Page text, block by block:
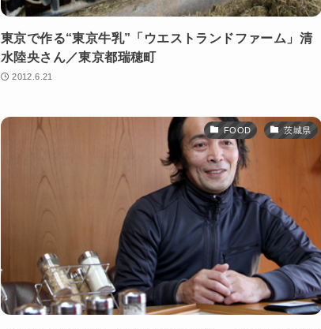
東京で作る“東京牛乳”「ウエストランドファーム」清
水陸央さん／東京都瑞穂町
2012.6.21
FOOD 茨城県